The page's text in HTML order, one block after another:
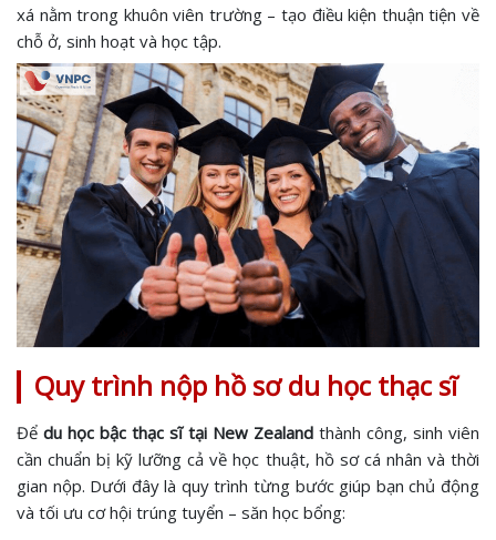
xá nằm trong khuôn viên trường – tạo điều kiện thuận tiện về
chỗ ở, sinh hoạt và học tập.
Quy trình nộp hồ sơ du học thạc sĩ
Để du học bậc thạc sĩ tại New Zealand thành công, sinh viên
cần chuẩn bị kỹ lưỡng cả về học thuật, hồ sơ cá nhân và thời
gian nộp. Dưới đây là quy trình từng bước giúp bạn chủ động
và tối ưu cơ hội trúng tuyển – săn học bổng: